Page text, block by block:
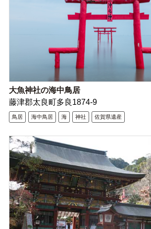
大魚神社の海中鳥居
藤津郡太良町多良1874-9
鳥居 海中鳥居 海 神社 佐賀県遺産